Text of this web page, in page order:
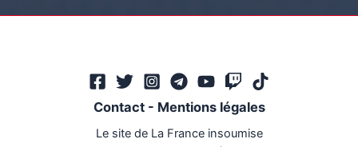
Contact- Mentions légales
Le site de La France insoumise